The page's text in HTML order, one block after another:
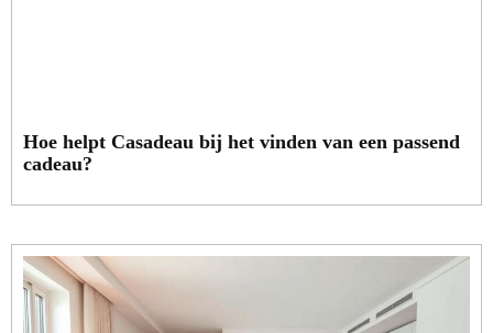
Hoe helpt Casadeau bij het vinden van een passend
cadeau?